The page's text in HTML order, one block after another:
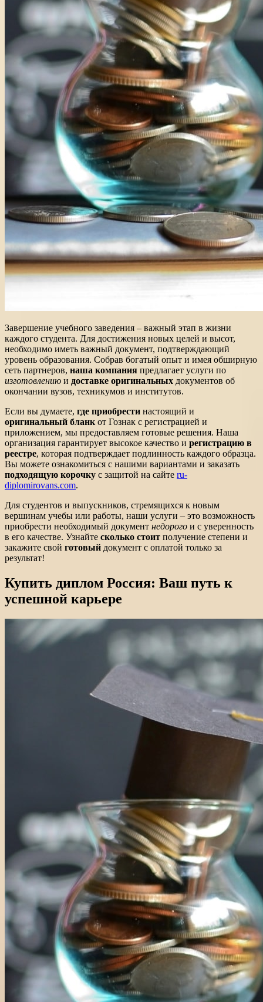
Завершение учебного заведения – важный этап в жизни
каждого студента. Для достижения новых целей и высот,
необходимо иметь важный документ, подтверждающий
уровень образования. Собрав богатый опыт и имея обширную
сеть партнеров, наша компания предлагает услуги по
изготовлению и доставке оригинальных документов об
окончании вузов, техникумов и институтов.
Если вы думаете, где приобрести настоящий и
оригинальный бланк от Гознак с регистрацией и
приложением, мы предоставляем готовые решения. Наша
организация гарантирует высокое качество и регистрацию в
реестре, которая подтверждает подлинность каждого образца.
Вы можете ознакомиться с нашими вариантами и заказать
подходящую корочку с защитой на сайте ru-
diplomirovans.com.
Для студентов и выпускников, стремящихся к новым
вершинам учебы или работы, наши услуги – это возможность
приобрести необходимый документ недорого и с уверенность
в его качестве. Узнайте сколько стоит получение степени и
закажите свой готовый документ с оплатой только за
результат!
Купить диплом Россия: Ваш путь к
успешной карьере